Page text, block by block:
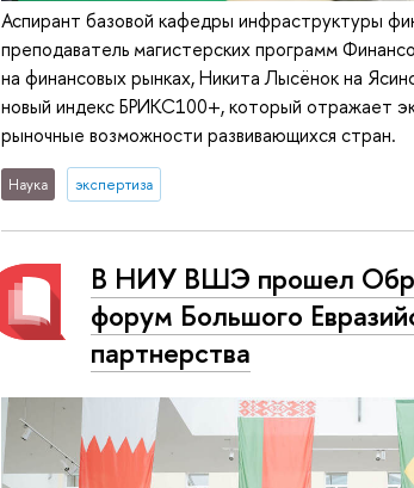
Аспирант базовой кафедры инфраструктуры
преподаватель магистерских программ
на финансовых рынках, Никита Лысёнок на
новый индекс БРИКС100+, который отражает
рыночные возможности развивающихся стран.
Наука экспертиза
В НИУ ВШЭ прошел
форум Большого
партнерства